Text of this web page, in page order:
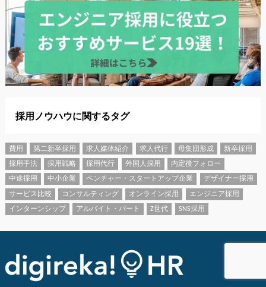
採用ノウハウに関するタグ
費用 第二新卒採用 求人媒体紹介 求人代行 母集団形成 新卒採用
採用手法 採用戦略 採用代行 外国人採用 内定後フォロー
中途採用 中小企業 ベンチャー・スタートアップ企業 デザイナー採用
サービス比較 コンサルティング オンライン採用 エンジニア採用
インターンシップ アルバイト・パート Z世代 SNS採用